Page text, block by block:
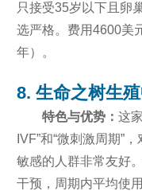
只接受35岁以下且卵
选严格。费用4600美
年）。
8. 生命之树生
特色与优势： 这
IVF”和“微刺激周期”
敏感的人群非常友好
干预，周期内平均使